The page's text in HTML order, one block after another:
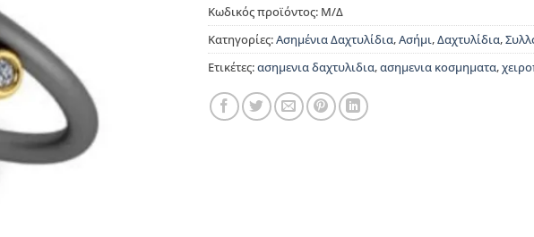
Κωδικός προϊόντος: Μ/Δ
Κατηγορίες:Ασημένια Δαχτυλίδια,Ασήμι,Δαχτυλίδια,
Ετικέτες:ασημενια δαχτυλιδια,ασημενια κοσμηματα,